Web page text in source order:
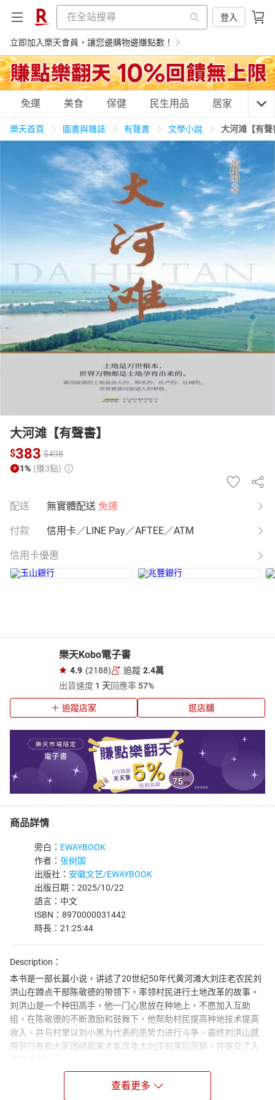
登入
立即加入樂天會員，讓您邊購物邊賺點數！
購物網分類
天天免運 美食蛋糕 養生保健 民生用品
3C家電 運動休閒 親子玩具
女裝 男裝 化妝保養 情趣用品
日本購物 電子/紙本書
HOT
免運 美食 保健 民生用品 居家 3C
樂天首頁 圖書與雜誌 有聲書 文學小說 大河滩【有聲
大河滩【有聲書】
$383 $498
1% (賺3點)
配送 無實體配送 免運
付款 信用卡／LINE Pay／AFTEE／ATM
信用卡優惠
樂天Kobo電子書
4.9 (2188) 追蹤 2.4萬
出貨速度 1 天回應率57%
追蹤店家 逛店舖
商品詳情
旁白： EWAYBOOK
作者： 张树国
出版社： 安徽文艺/EWAYBOOK
出版日期：2025/10/22
語言：中文
ISBN：8970000031442
時長：21:25:44
Description：
本书是一部长篇小说，讲述了20世纪50年代黄河滩大刘庄老农民刘
洪山在蹲点干部陈敬德的带领下，率领村民进行土地改革的故事。
刘洪山是一个种田高手，他一门心思放在种地上，不愿加入互助
组，在陈敬德的不断激励和鼓舞下，他帮助村民提高种地技术提高
收入，并与村里以刘小黑为代表的恶势力进行斗争，最终刘洪山感
悟到只有和大家团结起来才能改变大刘庄的落后风貌，并提交了入
Author Biograph：
张树国是安徽砀山人，中国作家协会会员、高级记者，自黄河故道
查看更多